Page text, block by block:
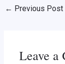
← Previous Post
Leave a